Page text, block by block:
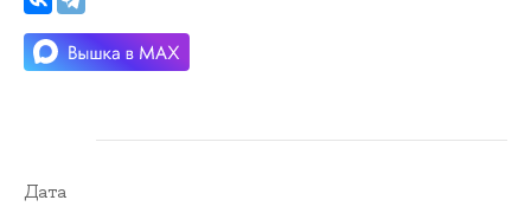
Дата